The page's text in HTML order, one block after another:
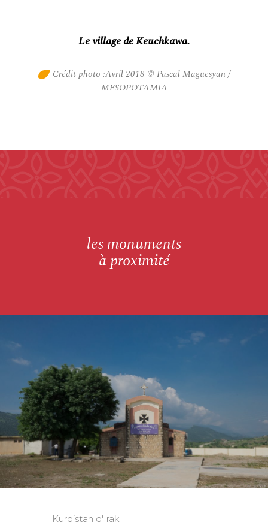
Le village de Keuchkawa.
Crédit photo :Avril 2018 © Pascal Maguesyan /
MESOPOTAMIA
les monuments
à proximité
Kurdistan d'Irak